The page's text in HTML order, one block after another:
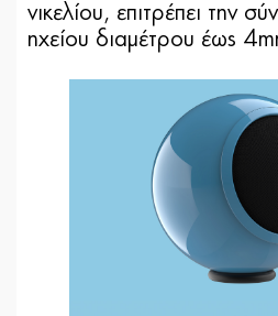
νικελίου, επιτρέπει την
ηχείου διαμέτρου έως